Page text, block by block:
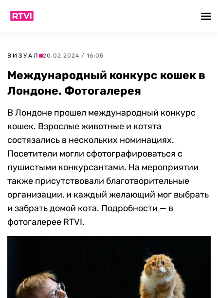
ВИЗУАЛ 20.02.2024 / 16:05
Международный конкурс кошек в
Лондоне. Фотогалерея
В Лондоне прошел международный конкурс
кошек. Взрослые животные и котята
состязались в нескольких номинациях.
Посетители могли сфотографироваться с
пушистыми конкурсантами. На мероприятии
также присутствовали благотворительные
организации, и каждый желающий мог выбрать
и забрать домой кота. Подробности — в
фотогалерее RTVI.